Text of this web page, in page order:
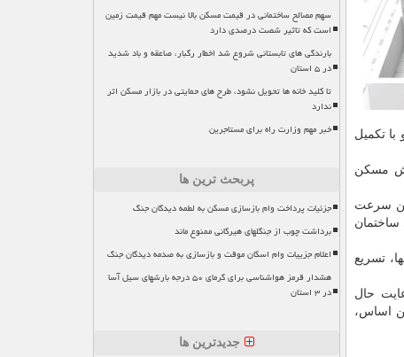
مسکن
سرعت
تسریع
حال
بر همین اساس،
سهم مصالح ساختمانی در قیمت مسکن بالا نیست مهم قیمت زمین
است که تاثیر شصت درصدی دارد
بارندگی های تابستانی شروع شد اخطار رگبار، صاعقه و باد شدید
در ۵ استان
تا کلید خانه ها تحویل نشود، طرح های حمایتی در بازار مسکن اثر
ندارد
خبر مهم وزارت راه برای مستاجرین
پربحث ترین ها
جزئیات پرداخت وام بازسازی مسکن به لطمه دیدگان جنگ
برداشت چوب از جنگلهای هیرکانی ممنوع ماند
اعلام جزییات وام اسکان موقت و بازسازی به صدمه دیدگان جنگ
هشدار قرمز هواشناسی برای گرمای ۵۰ درجه بارشهای سیل آسا
در ۳ استان
جدیدترین ها